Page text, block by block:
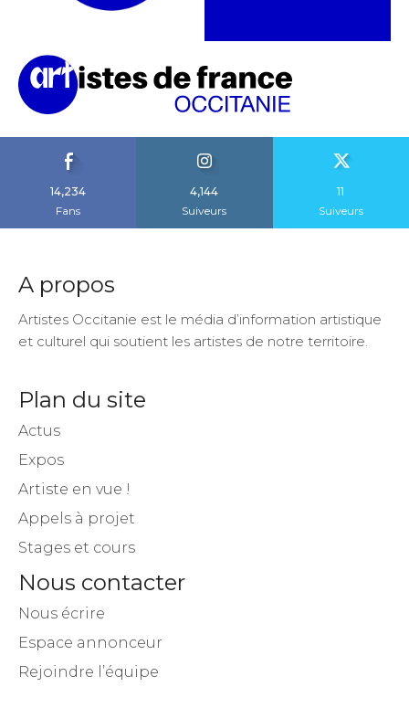
14,234
Fans
4,144
Suiveurs
11
Suiveurs
A propos
Artistes Occitanie est le média d’information artistique
et culturel qui soutient les artistes de notre territoire.
Plan du site
Actus
Expos
Artiste en vue !
Appels à projet
Stages et cours
Nous contacter
Nous écrire
Espace annonceur
Rejoindre l’équipe